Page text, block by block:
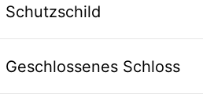
Schutzschild
Geschlossenes Schloss